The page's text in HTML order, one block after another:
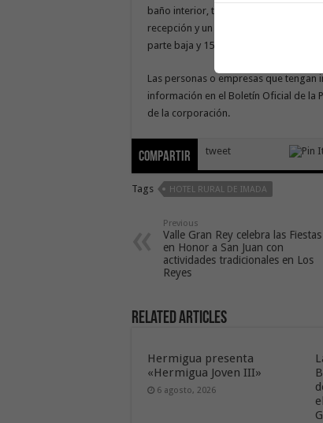
baño interior, terraza o balcón,
recepción y un pequeño jardín y está
parte baja y 154,13 en la superior.
Las personas o empresas que
información en el Boletín Oficial de la
de la corporación.
Compartir tweet
Tags HOTEL RURAL DE IMADA
Previous
Valle Gran Rey celebra las Fiestas
en Honor a San Juan con
actividades tradicionales en Los
Reyes
Related Articles
Hermigua presenta
«Hermigua Joven III»
6 agosto, 2026